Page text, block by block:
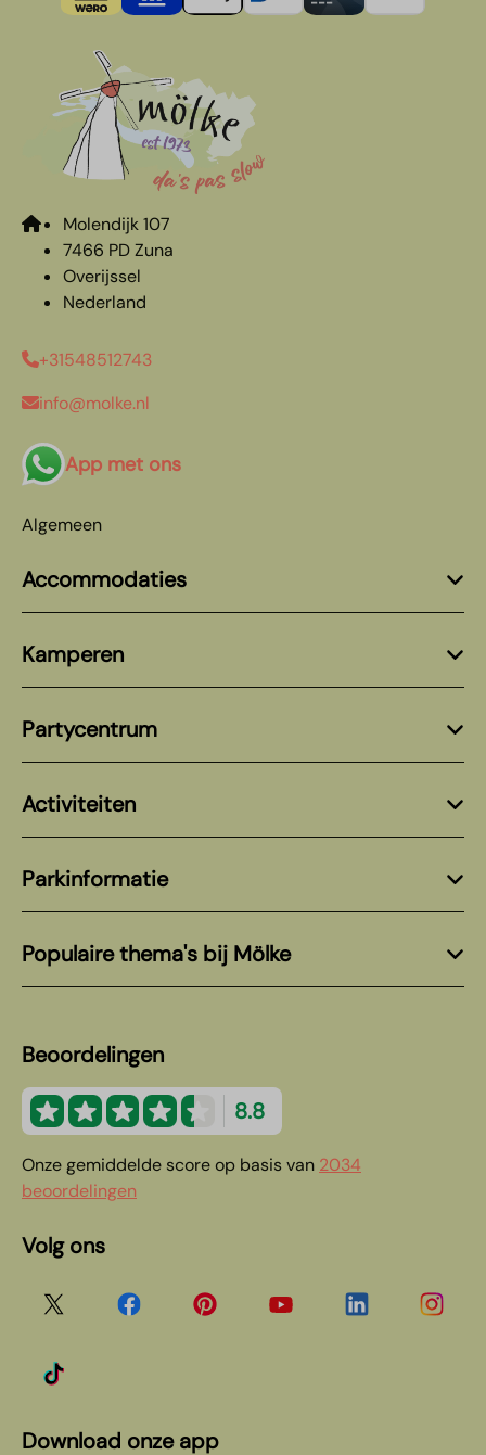
Molendijk 107
7466 PD Zuna
Overijssel
Nederland
+31548512743
info@molke.nl
App met ons
Algemeen
Accommodaties
Kamperen
Partycentrum
Activiteiten
Parkinformatie
Populaire thema's bij Mölke
Beoordelingen
8.8
Onze gemiddelde score op basis van 2034
beoordelingen
Volg ons
Download onze app